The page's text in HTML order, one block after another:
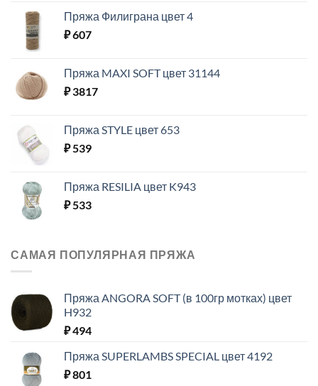
Пряжа Филиграна цвет 4
₽607
Пряжа MAXI SOFT цвет 31144
₽3817
Пряжа STYLE цвет 653
₽539
Пряжа RESILIA цвет K943
₽533
САМАЯ ПОПУЛЯРНАЯ ПРЯЖА
Пряжа ANGORA SOFT (в 100гр мотках) цвет
H932
₽494
Пряжа SUPERLAMBS SPECIAL цвет 4192
₽801